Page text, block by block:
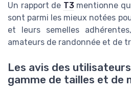
Un rapport de T3mentionne
sont parmi les mieux notées
et leurs semelles
amateurs de randonnée et de
Les avis des
gamme de tailles et de